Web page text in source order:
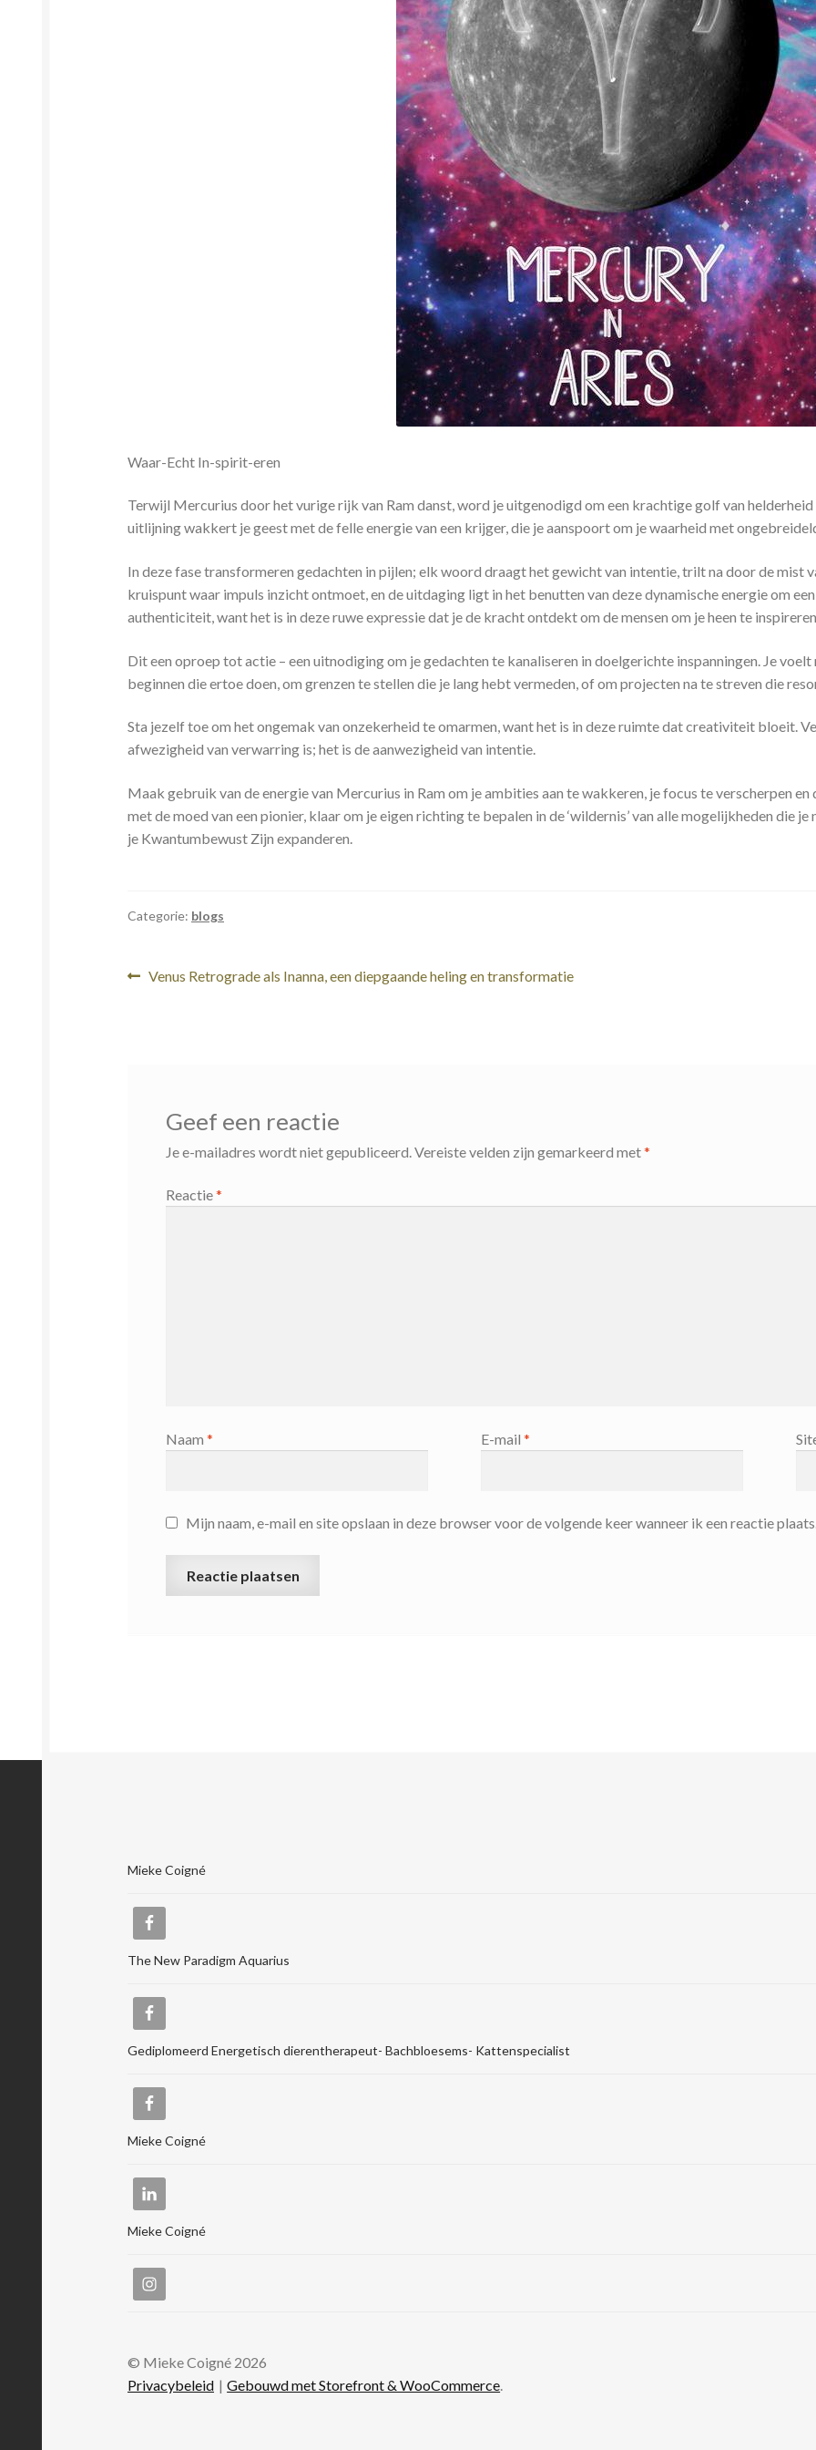
Waar-Echt In-spirit-eren
Terwijl Mercurius door het vurige rijk van Ram danst, word je uitgenodigd om een ​​krachtige golf van
uitlijning wakkert je geest met de felle energie van een krijger, die je aanspoort om je waarheid met
Indeze fase transformeren gedachten in pijlen; elk woord draagt ​​het gewicht van intentie, trilt na door de mist
kruispunt waar impuls inzicht ontmoet, en de uitdaging ligt in het benutten van deze dynamische energie om
authenticiteit, want het is in deze ruwe expressie dat je de kracht ontdekt om de mensen om je heen te
Dit een oproep tot actie – een uitnodiging om je gedachten te kanaliseren in doelgerichte inspanningen. Je
beginnen die ertoe doen, om grenzen te stellen die je lang hebt vermeden, of om projecten na te streven die
Sta jezelf toe om het ongemak van onzekerheid te omarmen, want het is in deze ruimte dat creativiteit bloeit.
afwezigheid van verwarring is; het is de aanwezigheid van intentie.
Maak gebruik van de energie van Mercurius in Ram om je ambities aan te wakkeren, je focus te verscherpen
met de moed van een pionier, klaar om je eigen richting te bepalen in de ‘wildernis’ van alle mogelijkheden die
je Kwantumbewust Zijn expanderen.
Categorie: blogs
Bericht
Vorig
Venus Retrograde als Inanna, een diepgaande heling en transformatie
Geef een reactie
Je e-mailadres wordt niet gepubliceerd. Vereiste velden zijn gemarkeerd met*
Reactie*
Naam * E-mail *
Mijn naam, e-mail en site opslaan in deze browser voor de volgende keer wanneer ik een reactie
Mieke Coigné
The New Paradigm Aquarius
Gediplomeerd Energetisch dierentherapeut- Bachbloesems- Kattenspecialist
Mieke Coigné
Mieke Coigné
© Mieke Coigné 2026
Privacybeleid
Gebouwd met Storefront & WooCommerce